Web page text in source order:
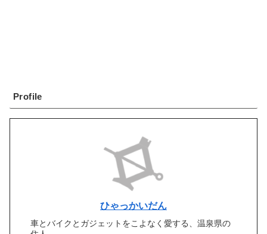
Profile
ひゃっかいだん
車とバイクとガジェットをこよなく愛する、温泉県の